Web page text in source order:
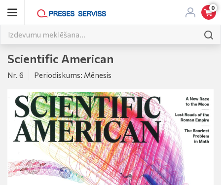
0
Scientific American
Nr. 6 Periodiskums: Mēnesis